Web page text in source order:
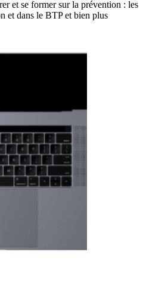
et se former sur la prévention : les
et dans le BTP et bien plus